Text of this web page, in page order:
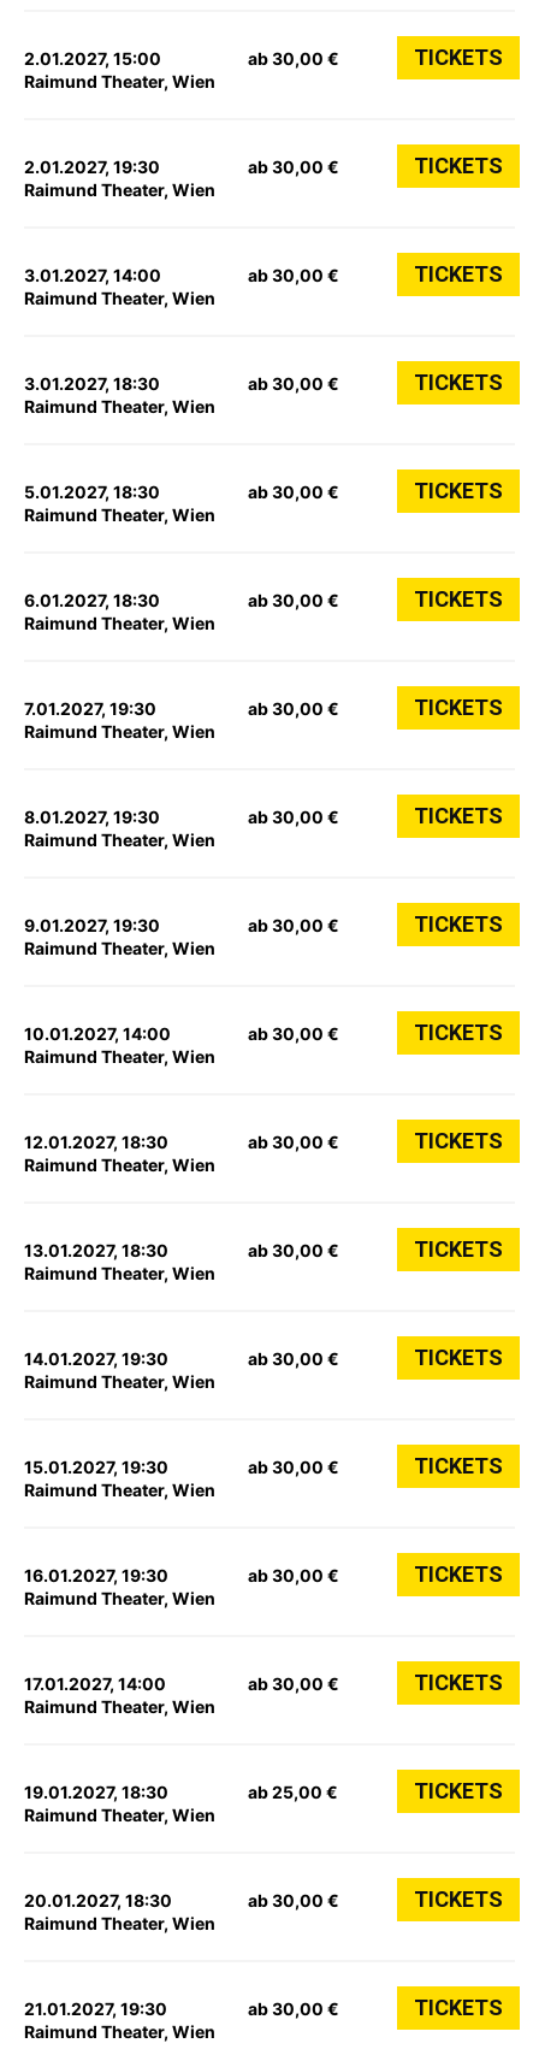
2.01.2027, 15:00
Raimund Theater, Wien
ab 30,00 € TICKETS
2.01.2027, 19:30
Raimund Theater, Wien
ab 30,00 € TICKETS
3.01.2027, 14:00
Raimund Theater, Wien
ab 30,00 € TICKETS
3.01.2027, 18:30
Raimund Theater, Wien
ab 30,00 € TICKETS
5.01.2027, 18:30
Raimund Theater, Wien
ab 30,00 € TICKETS
6.01.2027, 18:30
Raimund Theater, Wien
ab 30,00 € TICKETS
7.01.2027, 19:30
Raimund Theater, Wien
ab 30,00 € TICKETS
8.01.2027, 19:30
Raimund Theater, Wien
ab 30,00 € TICKETS
9.01.2027, 19:30
Raimund Theater, Wien
ab 30,00 € TICKETS
10.01.2027, 14:00
Raimund Theater, Wien
ab 30,00 € TICKETS
12.01.2027, 18:30
Raimund Theater, Wien
ab 30,00 € TICKETS
13.01.2027, 18:30
Raimund Theater, Wien
ab 30,00 € TICKETS
14.01.2027, 19:30
Raimund Theater, Wien
ab 30,00 € TICKETS
15.01.2027, 19:30
Raimund Theater, Wien
ab 30,00 € TICKETS
16.01.2027, 19:30
Raimund Theater, Wien
ab 30,00 € TICKETS
17.01.2027, 14:00
Raimund Theater, Wien
ab 30,00 € TICKETS
19.01.2027, 18:30
Raimund Theater, Wien
ab 25,00 € TICKETS
20.01.2027, 18:30
Raimund Theater, Wien
ab 30,00 € TICKETS
21.01.2027, 19:30
Raimund Theater, Wien
ab 30,00 € TICKETS